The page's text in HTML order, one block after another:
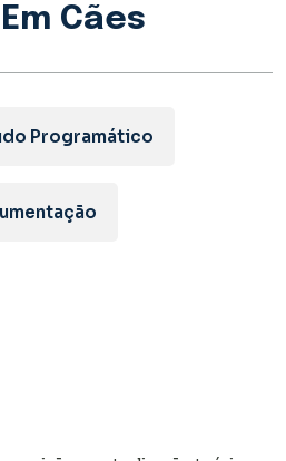
Cães
Programático